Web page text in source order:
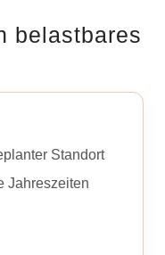
belastbares
Standort
Jahreszeiten